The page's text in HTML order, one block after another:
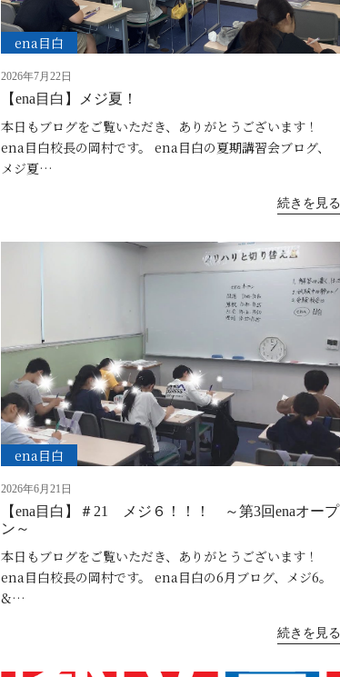
ena目白
2026年7月22日
【ena目白】メジ夏！
本日もブログをご覧いただき、ありがとうございます！
ena目白校長の岡村です。 ena目白の夏期講習会ブログ、
メジ夏…
続きを見る
ena目白
2026年6月21日
【ena目白】＃21 メジ６！！！ ～第3回enaオープ
ン～
本日もブログをご覧いただき、ありがとうございます！
ena目白校長の岡村です。 ena目白の6月ブログ、メジ6。
&…
続きを見る